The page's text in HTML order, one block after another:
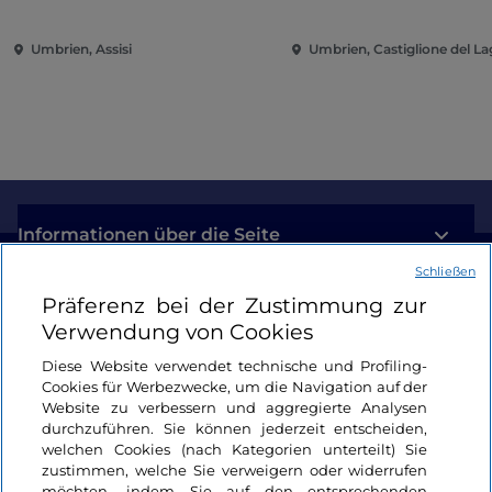
Umbrien, Assisi Umbrien, Castiglione del
Informationen über die Seite
Nützliche Links
Login
Bleiben wir in Kontakt
Präferenz bei der Zustimmung zur
Verwendung von Cookies
Diese Website verwendet technische und Profiling-
Cookies für Werbezwecke, um die Navigation auf der
Website zu verbessern und aggregierte Analysen
durchzuführen. Sie können jederzeit entscheiden,
welchen Cookies (nach Kategorien unterteilt) Sie
zustimmen, welche Sie verweigern oder widerrufen
Schließen